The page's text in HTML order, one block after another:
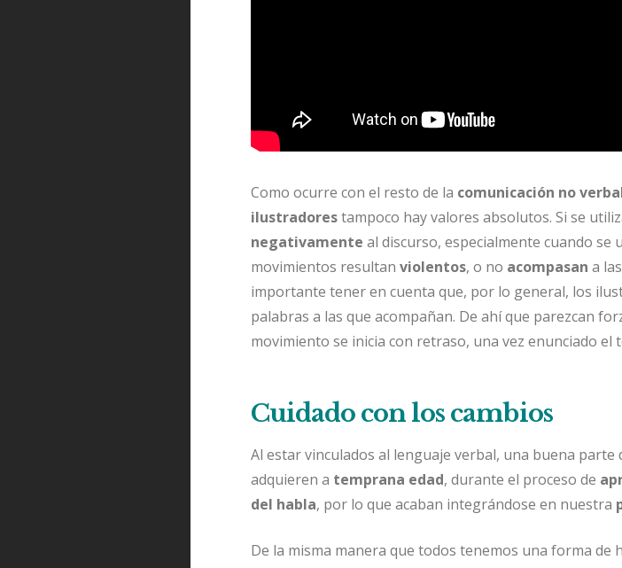
Como ocurre con el resto de la comunicación no
ilustradorestampoco hay valores absolutos. Si se
negativamente al discurso, especialmente cuando se
movimientos resultan violentos, o no acompasan a
importante tener en cuenta que, por lo general, los
palabras a las que acompañan. De ahí que parezcan
movimiento se inicia con retraso, una vez enunciado el
Cuidado con los cambios
Al estar vinculados al lenguaje verbal, una buena
adquieren a temprana edad, durante el proceso de
del habla, por lo que acaban integrándose en nuestra
De la misma manera que todos tenemos una forma de